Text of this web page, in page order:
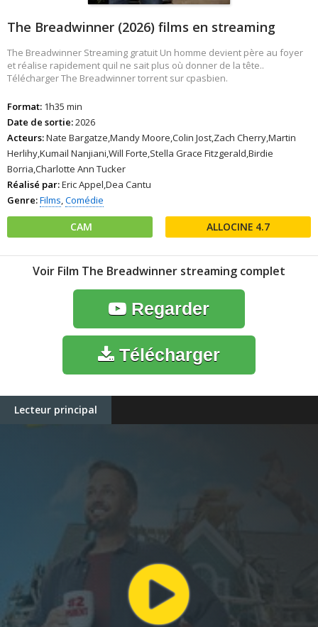
The Breadwinner (2026) films en streaming
The Breadwinner Streaming gratuit Un homme devient père au foyer
et réalise rapidement quil ne sait plus où donner de la tête..
Télécharger The Breadwinner torrent sur cpasbien.
Format: 1h35 min
Date de sortie:2026
Acteurs:Nate Bargatze,Mandy Moore,Colin Jost,Zach Cherry,Martin
Herlihy,Kumail Nanjiani,Will Forte,Stella Grace Fitzgerald,Birdie
Borria,Charlotte Ann Tucker
Réalisé par:Eric Appel,Dea Cantu
Genre:Films Comédie
CAM 4.7
Voir Film The Breadwinner streaming complet
Regarder
Télécharger
Lecteur principal